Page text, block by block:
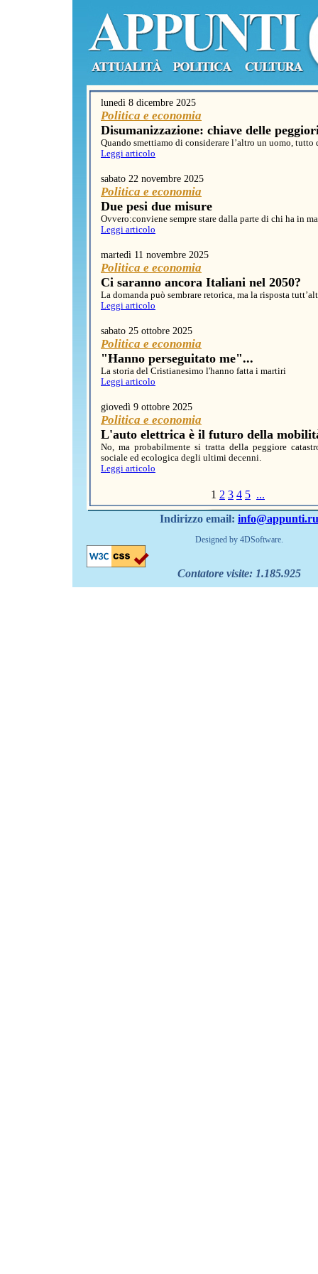
lunedì 8 dicembre 2025
Politica e economia
Disumanizzazione: chiave delle
Quando smettiamo di considerare l’altro un uomo,
Leggi articolo
sabato 22 novembre 2025
Politica e economia
Due pesi due misure
Ovvero:conviene sempre stare dalla parte di chi ha in
Leggi articolo
martedì 11 novembre 2025
Politica e economia
Ci saranno ancora Italiani nel 2050?
La domanda può sembrare retorica, ma la risposta
Leggi articolo
sabato 25 ottobre 2025
Politica e economia
"Hanno perseguitato me"...
La storia del Cristianesimo l'hanno fatta i martiri
Leggi articolo
giovedì 9 ottobre 2025
Politica e economia
L'auto elettrica è il futuro della
No, ma probabilmente si tratta della peggiore
sociale ed ecologica degli ultimi decenni.
Leggi articolo
1 2 3 4 5 ...
Indirizzo email: info@appunti.ru
Designed by 4DSoftware.
Contatore visite: 1.185.925